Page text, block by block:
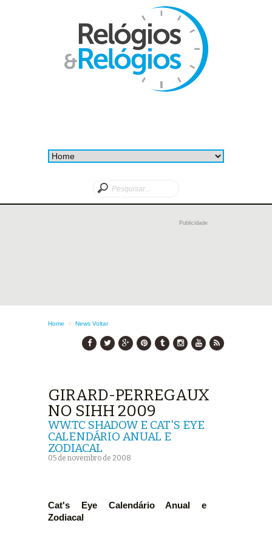
Publicidade
Home > News Voltar
GIRARD-PERREGAUX
NO SIHH 2009
WW.TC SHADOW E CAT'S EYE
CALENDÁRIO ANUAL E
ZODIACAL
05 de novembro de 2008
Cat's Eye Calendário Anual e
Zodiacal